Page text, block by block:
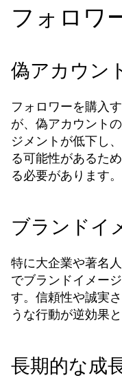
フォロワ
偽アカウン
フォロワーを購入
が、偽アカウント
ジメントが低下し
る可能性があるた
る必要があります。
ブランドイ
特に大企業や著名
でブランドイメー
す。信頼性や誠実
うな行動が逆効果
長期的な成